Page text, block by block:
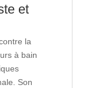
et
la
à bain
Son